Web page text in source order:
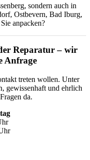
sondern auch in
Ostbevern, Bad Iburg,
anpacken?
Reparatur – wir
Anfrage
treten wollen. Unter
gewissenhaft und ehrlich
da.